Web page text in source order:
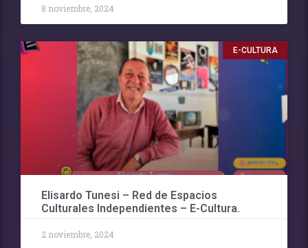
8 noviembre, 2024
E-CULTURA
Elisardo Tunesi – Red de Espacios
Culturales Independientes – E-Cultura.
2 noviembre, 2024